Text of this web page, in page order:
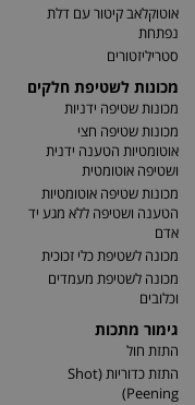
אוטוקלאב קיטור עם דלת
נפתחת
סטריליזטורים
מכונות לשטיפת חלקים
מכונות שטיפה ידניות
מכונות שטיפה חצי
אוטומטיות הטענה ידנית
ושטיפה אוטומטית
מכונות שטיפה אוטומטיות
הטענה ושטיפה ללא מגע יד
אדם
מכונה לשטיפת כלי זכוכית
מכונה לשטיפת מעמדים
וכלובים
גימור מתכות
התזת חול
התזת כדוריות (Shot
Peening)